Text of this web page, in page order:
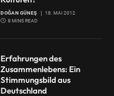
DOĞAN GÜNEŞ
18. MAI 2012
8 MINS READ
Erfahrungen des
Zusammenlebens: Ein
Stimmungsbild aus
Deutschland